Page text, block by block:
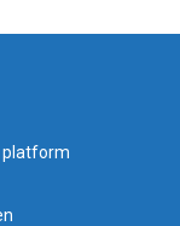
platform